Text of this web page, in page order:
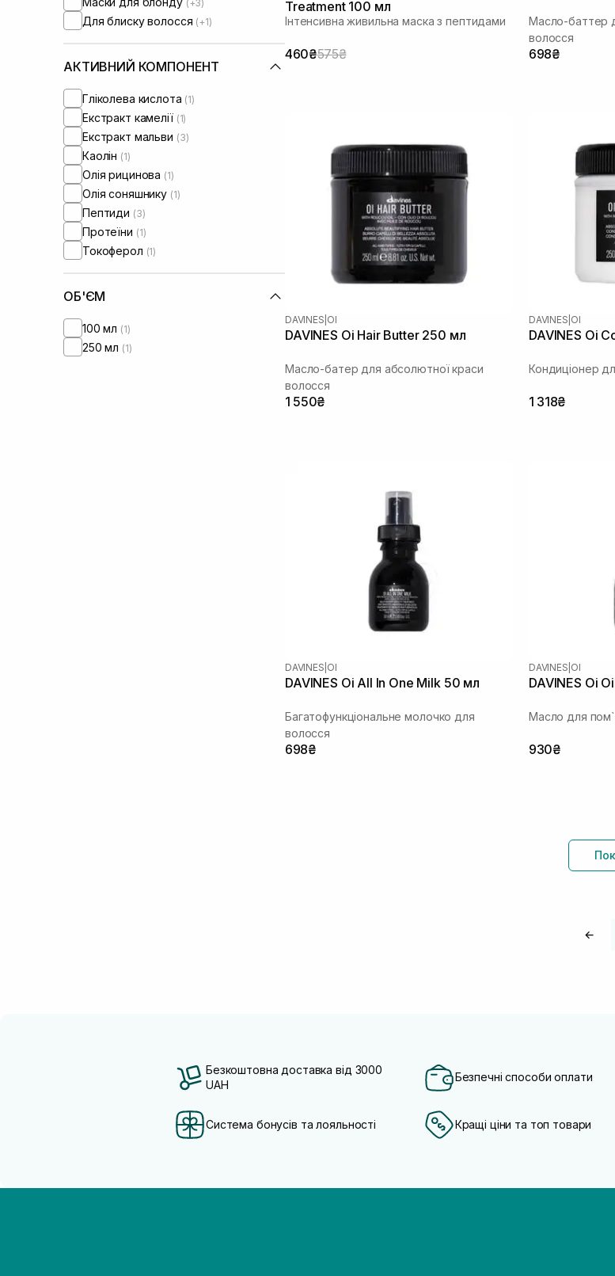
(+3)
Для блиску волосся (+1)
АКТИВНИЙ КОМПОНЕНТ
Гліколева кислота (1)
Екстракт камелії (1)
Екстракт мальви (3)
Каолін (1)
Олія рицинова (1)
Олія соняшнику (1)
Пептиди (3)
Протеїни (1)
Токоферол (1)
ОБ'ЄМ
100 мл (1)
250 мл (1)
Treatment 100 мл
Інтенсивна живильна маска з пептидами
460₴575₴
Масло-баттер
волосся
698₴
DAVINES OI
DAVINES Oi Hair Butter 250 мл
Масло-батер для абсолютної краси
волосся
1 550₴
DAVINES OI
DAVINES Oi
Кондиціонер
1 318₴
DAVINES OI
DAVINES Oi All In One Milk 50 мл
Багатофункціональне молочко для
волосся
698₴
DAVINES OI
DAVINES Oi
Масло для
930₴
←
Безкоштовна доставка від 3000
UAH
Безпечні способи оплати
Система бонусів та лояльності Кращі ціни та топ товари